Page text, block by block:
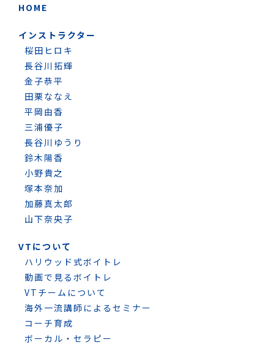
HOME
インストラクター
桜田ヒロキ
長谷川拓輝
金子恭平
田栗ななえ
平岡由香
三浦優子
長谷川ゆうり
鈴木陽香
小野貴之
塚本奈加
加藤真太郎
山下奈央子
VTについて
ハリウッド式ボイトレ
動画で見るボイトレ
VTチームについて
海外一流講師によるセミナー
コーチ育成
ボーカル・セラピー